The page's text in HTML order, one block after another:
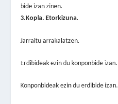
bide izan zinen.
3.Kopla. Etorkizuna.
Jarraitu arrakalatzen.
Erdibideak ezin du konponbide izan.
Konponbideak ezin du erdibide izan.